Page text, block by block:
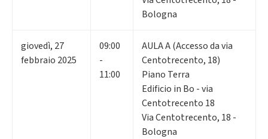
Bologna
giovedì, 27
febbraio 2025
09:00
-
11:00
AULA A (Accesso da via
Centotrecento, 18)
Piano Terra
Edificio in Bo - via
Centotrecento 18
Via Centotrecento, 18 -
Bologna